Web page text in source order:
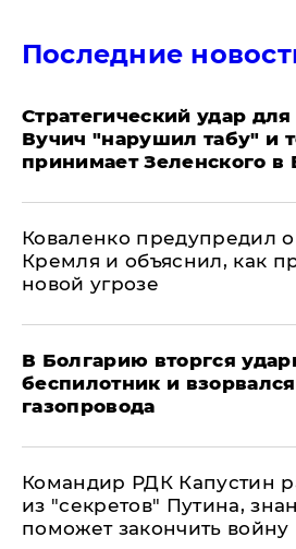
Последние
Стратегический удар
Вучич "нарушил табу" и
принимает Зеленского в
Коваленко предупредил
Кремля и объяснил, как
новой угрозе
В Болгарию вторгся
беспилотник и
газопровода
Командир РДК Капустин
из "секретов" Путина,
поможет закончить войну